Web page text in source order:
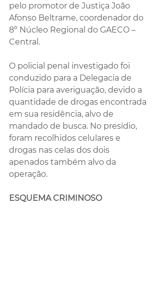
pelo promotor de Justiça João
Afonso Beltrame, coordenador do
8º Núcleo Regional do GAECO –
Central.
O policial penal investigado foi
conduzido para a Delegacia de
Polícia para averiguação, devido a
quantidade de drogas encontrada
em sua residência, alvo de
mandado de busca. No presídio,
foram recolhidos celulares e
drogas nas celas dos dois
apenados também alvo da
operação.
ESQUEMA CRIMINOSO